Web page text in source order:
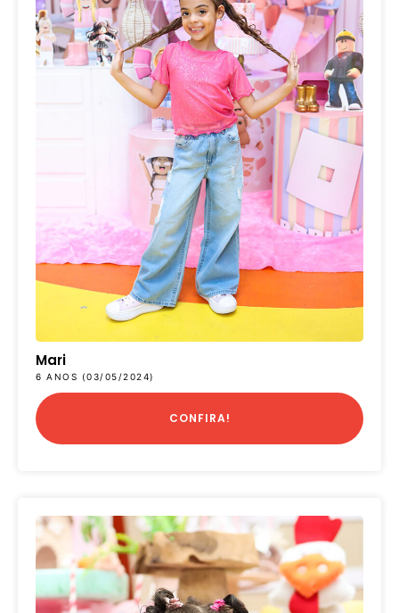
Mari
6 ANOS (03/05/2024)
CONFIRA!